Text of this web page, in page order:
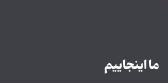
ما اینجاییم